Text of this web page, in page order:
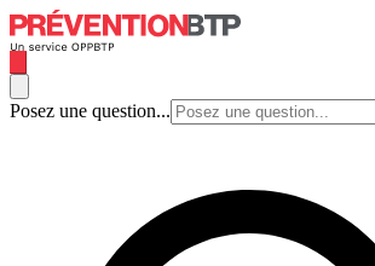
Posez une question...